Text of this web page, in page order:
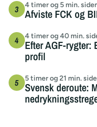
4 timer og 5 min.
Afviste FCK og
4 timer og 40 min.
Efter AGF-rygter:
profil
5 timer og 21 min.
Svensk deroute: